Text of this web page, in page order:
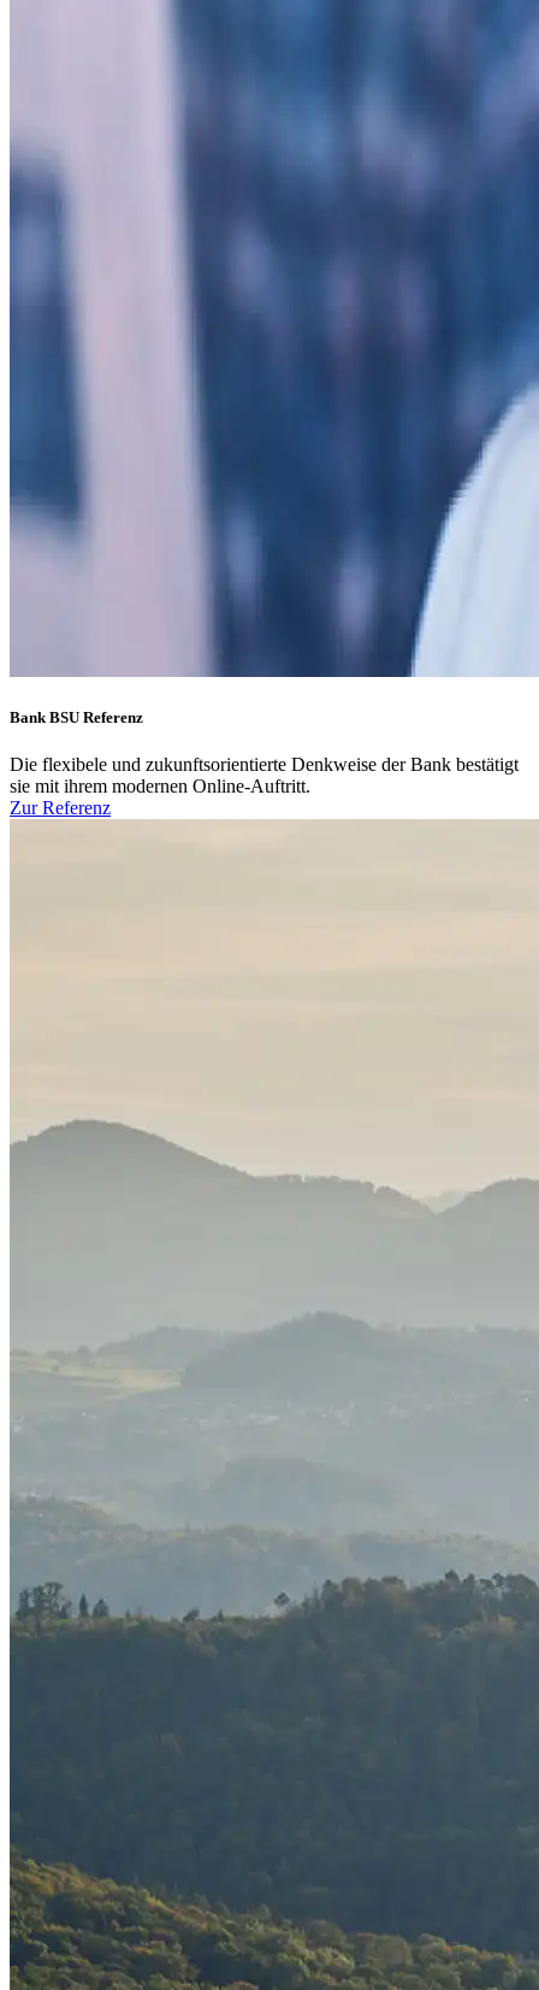
Bank BSU Referenz
Die flexibele und zukunftsorientierte Denkweise der Bank bestätigt
sie mit ihrem modernen Online-Auftritt.
Zur Referenz